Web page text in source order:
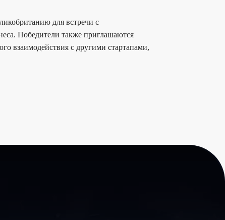
для встречи с
Победители также приглашаются
взаимодействия с другими стартапами,